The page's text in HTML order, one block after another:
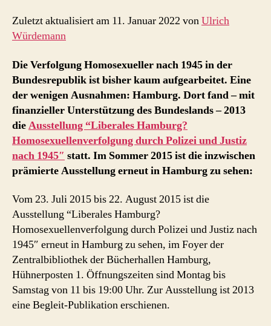
nach
erneut
zu
sehen
Zuletzt aktualisiert am 11. Januar 2022 vonUlrich
Würdemann
Die Verfolgung Homosexueller nach 1945 in der
Bundesrepublik ist bisher kaum aufgearbeitet. Eine
der wenigen Ausnahmen: Hamburg. Dort fand – mit
finanzieller Unterstützung des Bundeslands – 2013
dieAusstellung “Liberales Hamburg?
Homosexuellenverfolgung durch Polizei und Justiz
nach 1945″ statt. Im Sommer 2015 ist die inzwischen
prämierte Ausstellung erneut in Hamburg zu sehen:
Vom 23. Juli 2015 bis 22. August 2015 ist die
Ausstellung “Liberales Hamburg?
Homosexuellenverfolgung durch Polizei und Justiz nach
1945″ erneut in Hamburg zu sehen, im Foyer der
Zentralbibliothek der Bücherhallen Hamburg,
Hühnerposten 1. Öffnungszeiten sind Montag bis
Samstag von 11 bis 19:00 Uhr. Zur Ausstellung ist 2013
eine Begleit-Publikation erschienen.